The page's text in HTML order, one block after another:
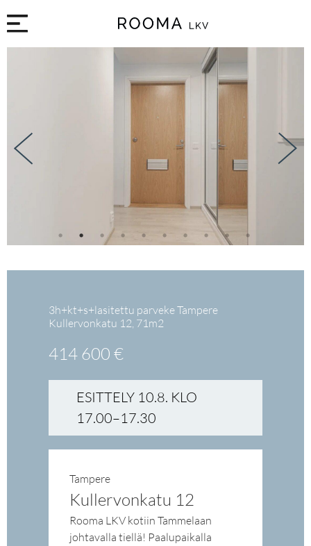
1 2 3 4 5 6 7 8 9 10
3h+kt+s+lasitettu parveke Tampere
Kullervonkatu 12, 71m2
414 600 €
ESITTELY 10.8. KLO
17.00–17.30
Tampere
Kullervonkatu 12
Rooma LKV kotiin Tammelaan
johtavalla tiellä! Paalupaikalla